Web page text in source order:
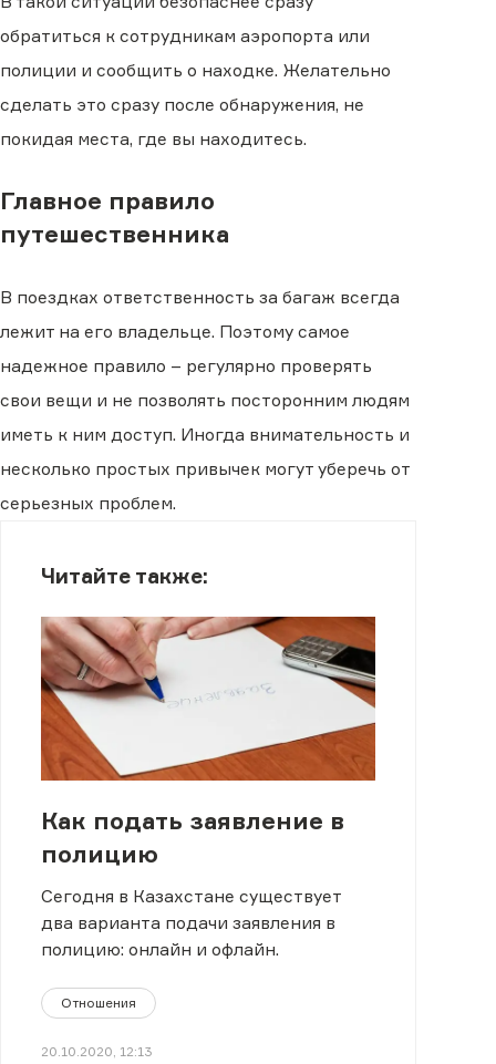
обратиться к сотрудникам аэропорта или
полиции и сообщить о находке. Желательно
сделать это сразу после обнаружения, не
покидая места, где вы находитесь.
Главное правило
путешественника
В поездках ответственность за багаж всегда
лежит на его владельце. Поэтому самое
надежное правило – регулярно проверять
свои вещи и не позволять посторонним людям
иметь к ним доступ. Иногда внимательность и
несколько простых привычек могут уберечь от
серьезных проблем.
Читайте также:
Как подать заявление в
полицию
Сегодня в Казахстане существует
два варианта подачи заявления в
полицию: онлайн и офлайн.
Отношения
20.10.2020, 12:13